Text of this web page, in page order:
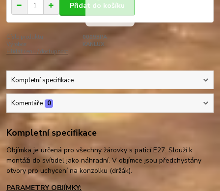
Přidat do košíku
Číslo produktu:
00093PA
Výrobce:
KANLUX
Hlídat cenu / dostupnost
Kompletní specifikace
Komentáře 0
Kompletní specifikace
Objímka je určená pro všechny žárovky s paticí E27. Slouží k
montáži do svítidel jako náhradní. V objímce jsou předchystány
otvory pro uchycení na konzolku (držák).
PARAMETRY OBJÍMKY: